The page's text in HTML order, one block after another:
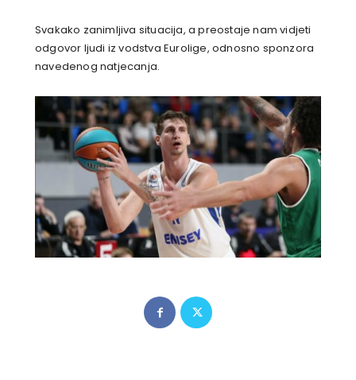
Svakako zanimljiva situacija, a preostaje nam vidjeti
odgovor ljudi iz vodstva Eurolige, odnosno sponzora
navedenog natjecanja.